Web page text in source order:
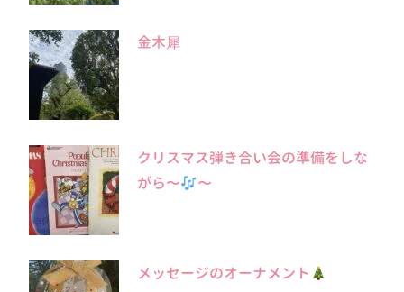
金木犀
クリスマス弾き合い会の準備をしな
がら〜
〜
メッセージのオーナメント